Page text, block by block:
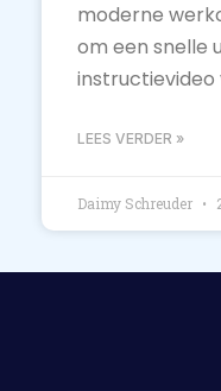
moderne
om een snelle
instructievideo
LEES VERDER »
Daimy Schreuder